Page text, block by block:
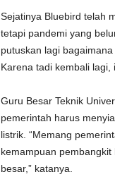
Sejatinya Bluebird telah
tetapi pandemi yang
putuskan lagi
Karena tadi kembali lagi,
Guru Besar Teknik
pemerintah harus
listrik. “Memang
kemampuan
besar,” katanya.